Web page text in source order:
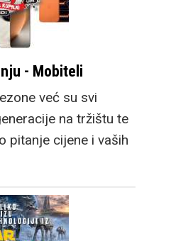
- Mobiteli
već su svi
na tržištu te
pitanje cijene i vaših